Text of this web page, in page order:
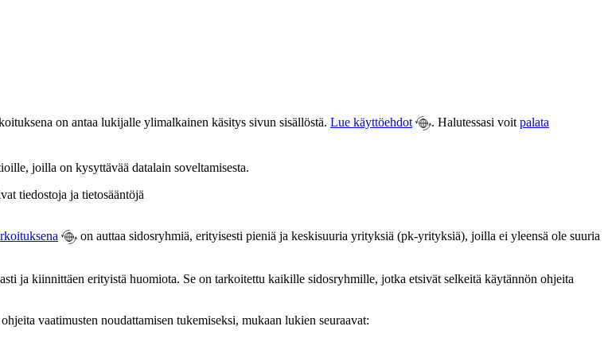
on antaa lukijalle ylimalkainen käsitys sivun sisällöstä. Lue käyttöehdot . Halutessasi voit palata
joilla on kysyttävää datalain soveltamisesta.
on auttaa sidosryhmiä, erityisesti pieniä ja keskisuuria yrityksiä (pk-yrityksiä), joilla ei yleensä ole suuria
ja kiinnittäen erityistä huomiota. Se on tarkoitettu kaikille sidosryhmille, jotka etsivät selkeitä käytännön ohjeita
vaatimusten noudattamisen tukemiseksi, mukaan lukien seuraavat: